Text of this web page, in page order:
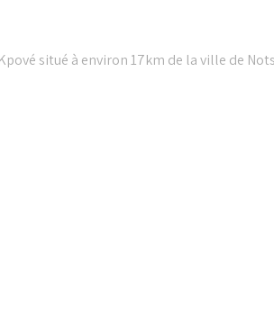
situé à environ 17km de la ville de